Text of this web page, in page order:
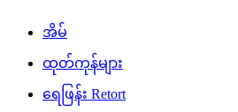
အိမ်
ထုတ်ကုန်များ
ရေဖြန်း Retort